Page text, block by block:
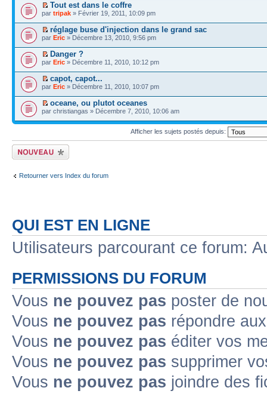
Tout est dans le coffre
par tripak » Février 19, 2011, 10:09 pm
réglage buse d'injection dans le grand sac
par Eric » Décembre 13, 2010, 9:56 pm
Danger ?
par Eric » Décembre 11, 2010, 10:12 pm
capot, capot...
par Eric » Décembre 11, 2010, 10:07 pm
oceane, ou plutot oceanes
par christiangas » Décembre 7, 2010, 10:06 am
Afficher les sujets postés depuis:
Écrire un nouveau
sujet
Retourner vers Index du forum
QUI EST EN LIGNE
Utilisateurs parcourant ce forum:
PERMISSIONS DU FORUM
Vous ne pouvez pas poster de
Vous ne pouvez pas répondre
Vous ne pouvez pas éditer vos
Vous ne pouvez pas supprimer
Vous ne pouvez pas joindre des